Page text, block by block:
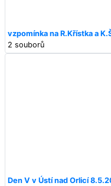
vzpomínka na R.Křístka a
2 souborů
Den V v Ústí nad Orlicí